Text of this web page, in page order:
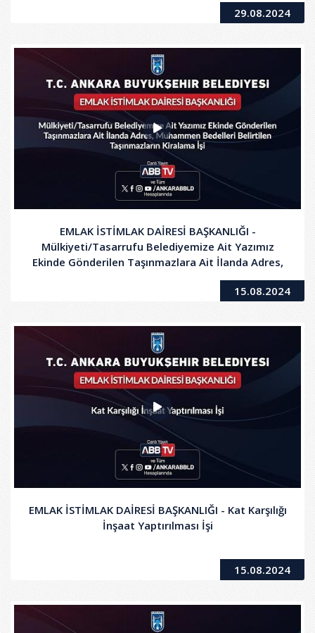
29.08.2024
EMLAK İSTİMLAK DAİRESİ BAŞKANLIĞI -
Mülkiyeti/Tasarrufu Belediyemize Ait Yazımız
Ekinde Gönderilen Taşınmazlara Ait İlanda Adres,
Muhammen Bedelleri Belirtilen Taşınmazların
15.08.2024
EMLAK İSTİMLAK DAİRESİ BAŞKANLIĞI - Kat Karşılığı
İnşaat Yaptırılması İşi
15.08.2024